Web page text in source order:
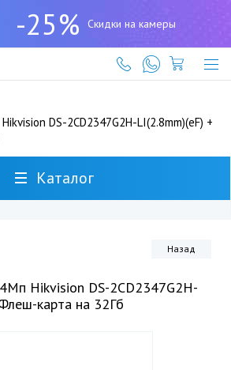
-25% Скидки на камеры
(727)
317-
61-
61
DS-2CD2347G2H-LI(2.8mm)(eF) +
Каталог
Назад
Hikvision DS-2CD2347G2H-
карта на 32Гб